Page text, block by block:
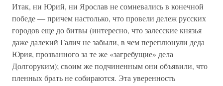
Итак, ни Юрий, ни Ярослав не сомневались в конечной
победе — причем настолько, что провели дележ русских
городов еще до битвы (интересно, что залесские князья
даже далекий Галич не забыли, в чем переплюнули деда
Юрия, прозванного за те же «загребущие» дела
Долгоруким); своим же подчиненным они объявили, что
пленных брать не собираются. Эта уверенность